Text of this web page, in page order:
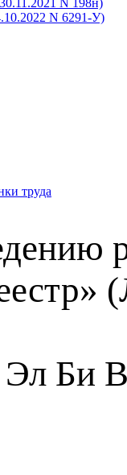
N 6291-У)
труда
Би